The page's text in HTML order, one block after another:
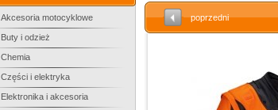
Akcesoria motocyklowe
Buty i odzież
Chemia
Części i elektryka
Elektronika i akcesoria
poprzedni